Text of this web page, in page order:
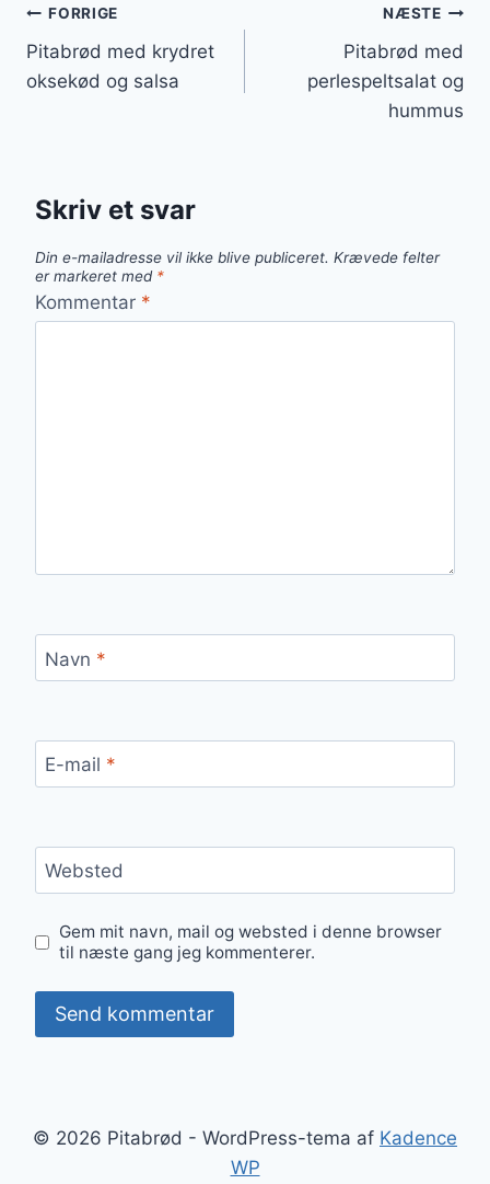
Indlægsnavigation
FORRIGE
Pitabrød med krydret
oksekød og salsa
NÆSTE
Pitabrød med
perlespeltsalat og
hummus
Skriv et svar
Din e-mailadresse vil ikke blive publiceret. Krævede felter
er markeret med *
Kommentar *
Navn *
E-mail *
Websted
Gem mit navn, mail og websted i denne browser
til næste gang jeg kommenterer.
© 2026 Pitabrød - WordPress-tema af Kadence
WP